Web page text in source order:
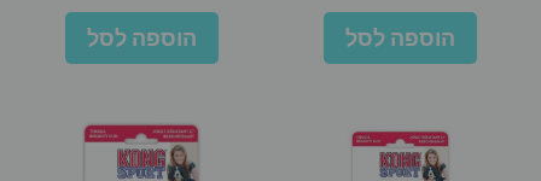
הוספה לסל הוספה לסל